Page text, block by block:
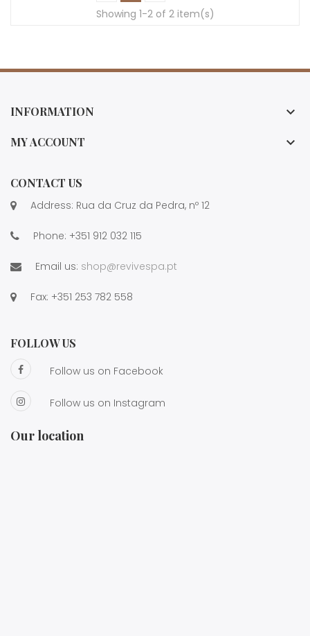
Showing 1-2 of 2 item(s)
INFORMATION 
MY ACCOUNT 
CONTACT US
Address: Rua da Cruz da Pedra, nº 12
Phone: +351 912 032 115
Email us: shop@revivespa.pt
Fax: +351 253 782 558
FOLLOW US
Follow us on Facebook
Follow us on Instagram
Our location